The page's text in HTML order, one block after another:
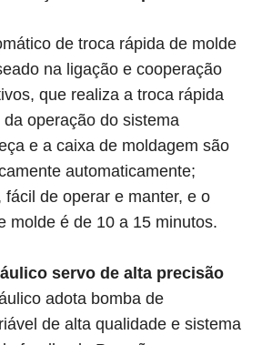
de troca rápida de molde
na ligação e cooperação
que realiza a troca rápida
operação do sistema
e a caixa de moldagem são
automaticamente;
fácil de operar e manter, e o
molde é de 10 a 15 minutos.
servo de alta precisão
adota bomba de
de alta qualidade e sistema